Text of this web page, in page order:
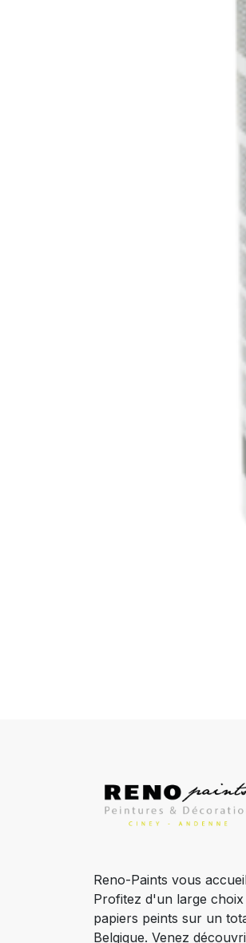
Reno-Paints vous
Profitez d'un large
papiers peints sur un
Belgique. Venez